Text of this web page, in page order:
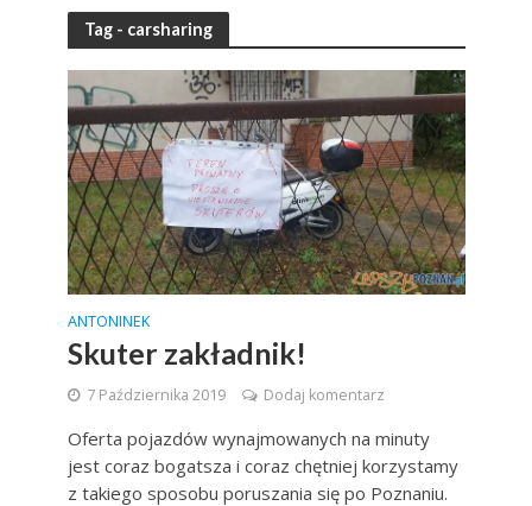
Tag - carsharing
ANTONINEK
Skuter zakładnik!
7 Października 2019 Dodaj komentarz
Oferta pojazdów wynajmowanych na minuty
jest coraz bogatsza i coraz chętniej korzystamy
z takiego sposobu poruszania się po Poznaniu.